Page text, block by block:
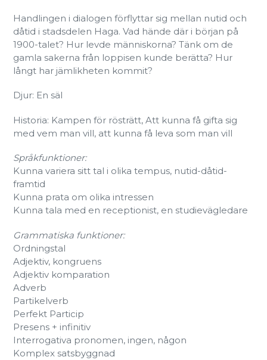
Handlingen i dialogen förflyttar sig mellan nutid och
dåtid i stadsdelen Haga. Vad hände där i början på
1900-talet? Hur levde människorna? Tänk om de
gamla sakerna från loppisen kunde berätta? Hur
långt har jämlikheten kommit?
Djur: En säl
Historia: Kampen för rösträtt, Att kunna få gifta sig
med vem man vill, att kunna få leva som man vill
Språkfunktioner:
Kunna variera sitt tal i olika tempus, nutid-dåtid-
framtid
Kunna prata om olika intressen
Kunna tala med en receptionist, en studievägledare
Grammatiska funktioner:
Ordningstal
Adjektiv, kongruens
Adjektiv komparation
Adverb
Partikelverb
Perfekt Particip
Presens + infinitiv
Interrogativa pronomen, ingen, någon
Komplex satsbyggnad